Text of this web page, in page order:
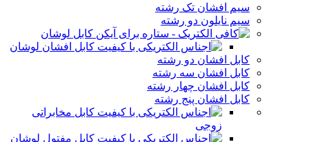
سیم افشان تک رشته
سیم نایلون دو رشته
کابل لوشان
کابل افشان لوشان
کابل افشان دو رشته
کابل افشان سه رشته
کابل افشان چهار رشته
کابل افشان پنج رشته
کابل مخابراتی
زوجی
کابل مفتول لوشان